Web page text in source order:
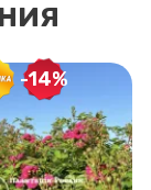
-14%